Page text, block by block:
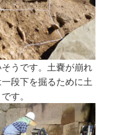
うです。土嚢が崩れ
段下を掘るために土
す。